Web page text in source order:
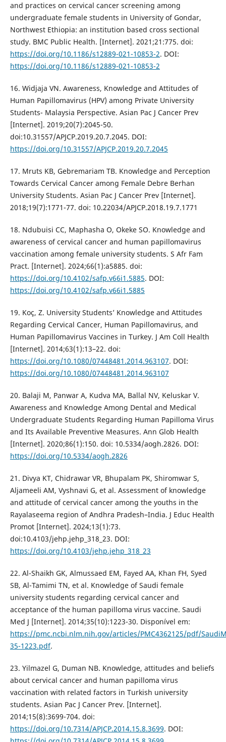
and practices on cervical cancer screening among
undergraduate female students in University of Gondar,
Northwest Ethiopia: an institution based cross sectional
study. BMC Public Health. [Internet]. 2021;21:775. doi:
https://doi.org/10.1186/s12889-021-10853-2. DOI:
https://doi.org/10.1186/s12889-021-10853-2
16. Widjaja VN. Awareness, Knowledge and Attitudes of
Human Papillomavirus (HPV) among Private University
Students- Malaysia Perspective. Asian Pac J Cancer Prev
[Internet]. 2019;20(7):2045-50.
doi:10.31557/APJCP.2019.20.7.2045. DOI:
https://doi.org/10.31557/APJCP.2019.20.7.2045
17. Mruts KB, Gebremariam TB. Knowledge and Perception
Towards Cervical Cancer among Female Debre Berhan
University Students. Asian Pac J Cancer Prev [Internet].
2018;19(7):1771-77. doi: 10.22034/APJCP.2018.19.7.1771
18. Ndubuisi CC, Maphasha O, Okeke SO. Knowledge and
awareness of cervical cancer and human papillomavirus
vaccination among female university students. S Afr Fam
Pract. [Internet]. 2024;66(1):a5885. doi:
https://doi.org/10.4102/safp.v66i1.5885. DOI:
https://doi.org/10.4102/safp.v66i1.5885
19. Koç, Z. University Students’ Knowledge and Attitudes
Regarding Cervical Cancer, Human Papillomavirus, and
Human Papillomavirus Vaccines in Turkey. J Am Coll Health
[Internet]. 2014;63(1):13–22. doi:
https://doi.org/10.1080/07448481.2014.963107. DOI:
https://doi.org/10.1080/07448481.2014.963107
20. Balaji M, Panwar A, Kudva MA, Ballal NV, Keluskar V.
Awareness and Knowledge Among Dental and Medical
Undergraduate Students Regarding Human Papilloma Virus
and Its Available Preventive Measures. Ann Glob Health
[Internet]. 2020;86(1):150. doi: 10.5334/aogh.2826. DOI:
https://doi.org/10.5334/aogh.2826
21. Divya KT, Chidrawar VR, Bhupalam PK, Shiromwar S,
Aljameeli AM, Vyshnavi G, et al. Assessment of knowledge
and attitude of cervical cancer among the youths in the
Rayalaseema region of Andhra Pradesh–India. J Educ Health
Promot [Internet]. 2024;13(1):73.
doi:10.4103/jehp.jehp_318_23. DOI:
https://doi.org/10.4103/jehp.jehp_318_23
22. Al-Shaikh GK, Almussaed EM, Fayed AA, Khan FH, Syed
SB, Al-Tamimi TN, et al. Knowledge of Saudi female
university students regarding cervical cancer and
acceptance of the human papilloma virus vaccine. Saudi
Med J [Internet]. 2014;35(10):1223-30. Disponível em:
https://pmc.ncbi.nlm.nih.gov/articles/PMC4362125/pdf/
35-1223.pdf.
23. Yilmazel G, Duman NB. Knowledge, attitudes and beliefs
about cervical cancer and human papilloma virus
vaccination with related factors in Turkish university
students. Asian Pac J Cancer Prev. [Internet].
2014;15(8):3699-704. doi:
https://doi.org/10.7314/APJCP.2014.15.8.3699. DOI: